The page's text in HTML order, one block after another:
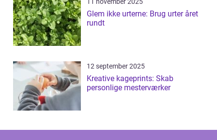
Glem ikke urterne: Brug urter året
rundt
12 september 2025
Kreative kageprints: Skab
personlige mesterværker